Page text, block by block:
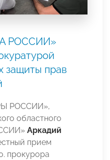
РОССИИ»
защиты прав
РОССИИ»,
областного
Аркадий
прием
прокурора